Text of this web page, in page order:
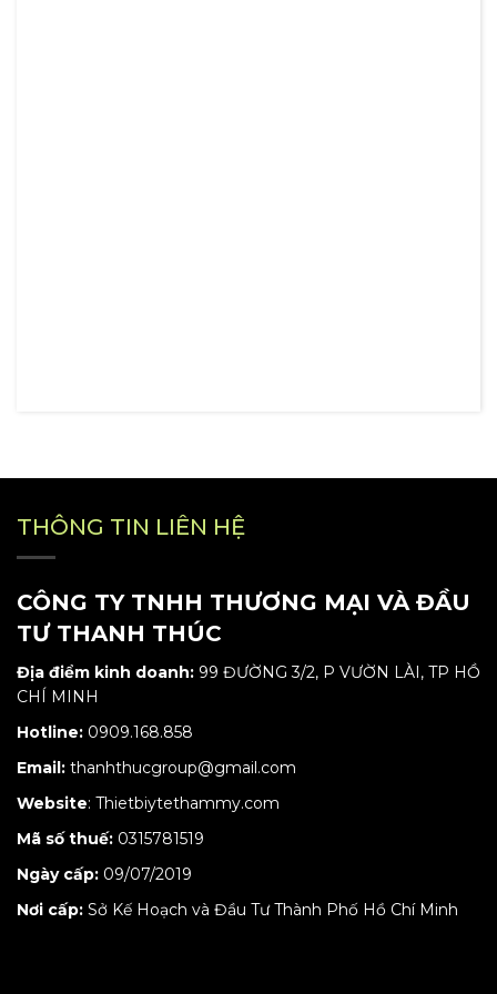
THÔNG TIN LIÊN HỆ
CÔNG TY TNHH THƯƠNG MẠI VÀ ĐẦU
TƯ THANH THÚC
Địa điểm kinh doanh: 99 ĐƯỜNG 3/2, P VƯỜN LÀI, TP HỒ
CHÍ MINH
Hotline: 0909.168.858
Email: thanhthucgroup@gmail.com
Website: Thietbiytethammy.com
Mã số thuế: 0315781519
Ngày cấp: 09/07/2019
Nơi cấp: Sở Kế Hoạch và Đầu Tư Thành Phố Hồ Chí Minh